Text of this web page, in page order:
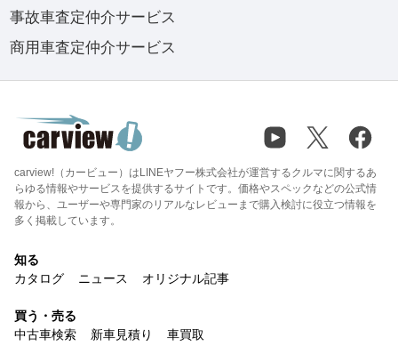
事故車査定仲介サービス
商用車査定仲介サービス
carview!（カービュー）はLINEヤフー株式会社が運営するクルマに関するあ
らゆる情報やサービスを提供するサイトです。価格やスペックなどの公式情
報から、ユーザーや専門家のリアルなレビューまで購入検討に役立つ情報を
多く掲載しています。
知る
カタログ
ニュース オリジナル記事
買う・売る
中古車検索
新車見積り 車買取